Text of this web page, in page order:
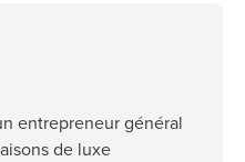
entrepreneur général
de luxe